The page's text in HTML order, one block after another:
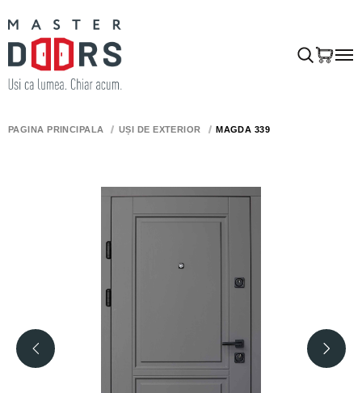
PAGINA PRINCIPALĂ UȘI DE EXTERIOR MAGDA 339